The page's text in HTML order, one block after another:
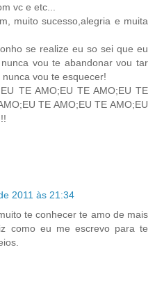
vc e etc...
muito sucesso,alegria e muita
se realize eu so sei que eu
vou te abandonar vou tar
vou te esquecer!
TE AMO;EU TE AMO;EU TE
TE AMO;EU TE AMO;EU
2011 às 21:34
te conhecer te amo de mais
como eu me escrevo para te